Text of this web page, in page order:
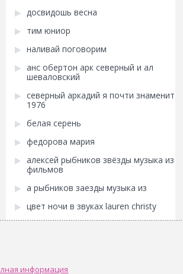
досвидошь весна
тим юниор
наливай поговорим
анс обертон арк северный и ал
шеваловский
северный аркадий я почти знаменит
1976
белая серень
федорова мария
алексей рыбников звёзды музыка из
фильмов
а рыбников заезды музыка из
цвет ночи в звуках lauren christy
информация